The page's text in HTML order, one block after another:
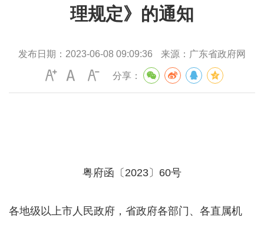
理规定》的通知
发布日期： 2023-06-08 09:09:36 来源： 广东省政府网
分享：
粤府函〔2023〕60号
各地级以上市人民政府，省政府各部门、各直属机